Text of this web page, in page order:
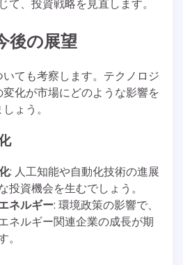
て、投資戦略を見直します。
後の展望
ても考察します。テクノロジ
化が市場にどのような影響を
ょう。
: 人工知能や自動化技術の進展
投資機会を生むでしょう。
ネルギー: 環境政策の影響で、
ネルギー関連企業の成長が期